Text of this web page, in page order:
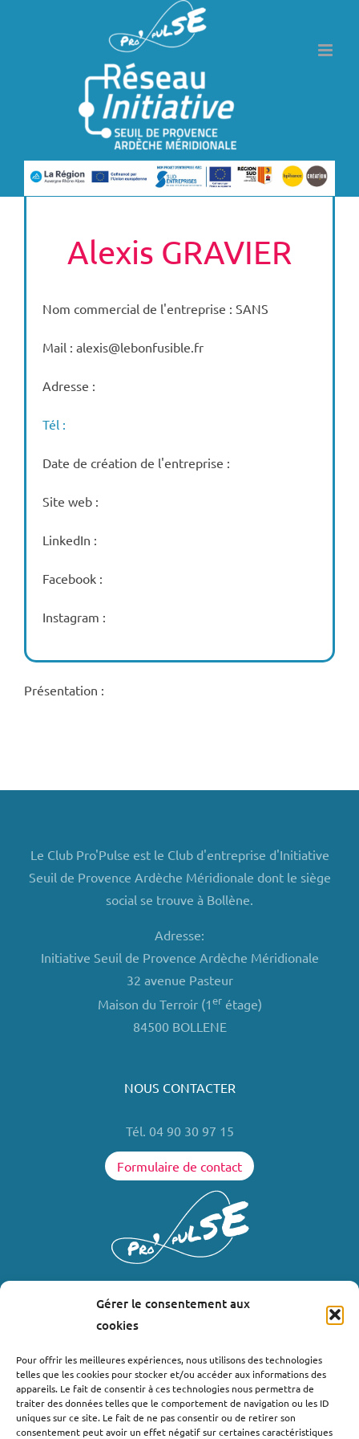
Gérer le consentement aux
cookies
Pour offrir les meilleures expériences, nous utilisons des technologies
telles que les cookies pour stocker et/ou accéder aux informations des
appareils. Le fait de consentir à ces technologies nous permettra de
traiter des données telles que le comportement de navigation ou les ID
uniques sur ce site. Le fait de ne pas consentir ou de retirer son
consentement peut avoir un effet négatif sur certaines caractéristiques
Alexis GRAVIER
Nom commercial de l'entreprise : SANS
Mail : alexis@lebonfusible.fr
Adresse :
Tél :
Date de création de l'entreprise :
Site web :
LinkedIn :
Facebook :
Instagram :
Présentation :
Le Club Pro'Pulse est le Club d'entreprise d'Initiative
Seuil de Provence Ardèche Méridionale dont le siège
social se trouve à Bollène.
Adresse:
Initiative Seuil de Provence Ardèche Méridionale
32 avenue Pasteur
Maison du Terroir (1erétage)
84500 BOLLENE
NOUS CONTACTER
Tél. 04 90 30 97 15
Formulaire de contact
Où nous trouver ?
Bollène
Nyons
Valréas